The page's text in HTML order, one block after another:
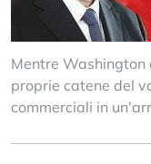
Mentre Washington
proprie catene del
commerciali in